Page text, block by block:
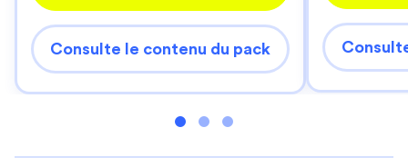
Consulte le contenu du pack